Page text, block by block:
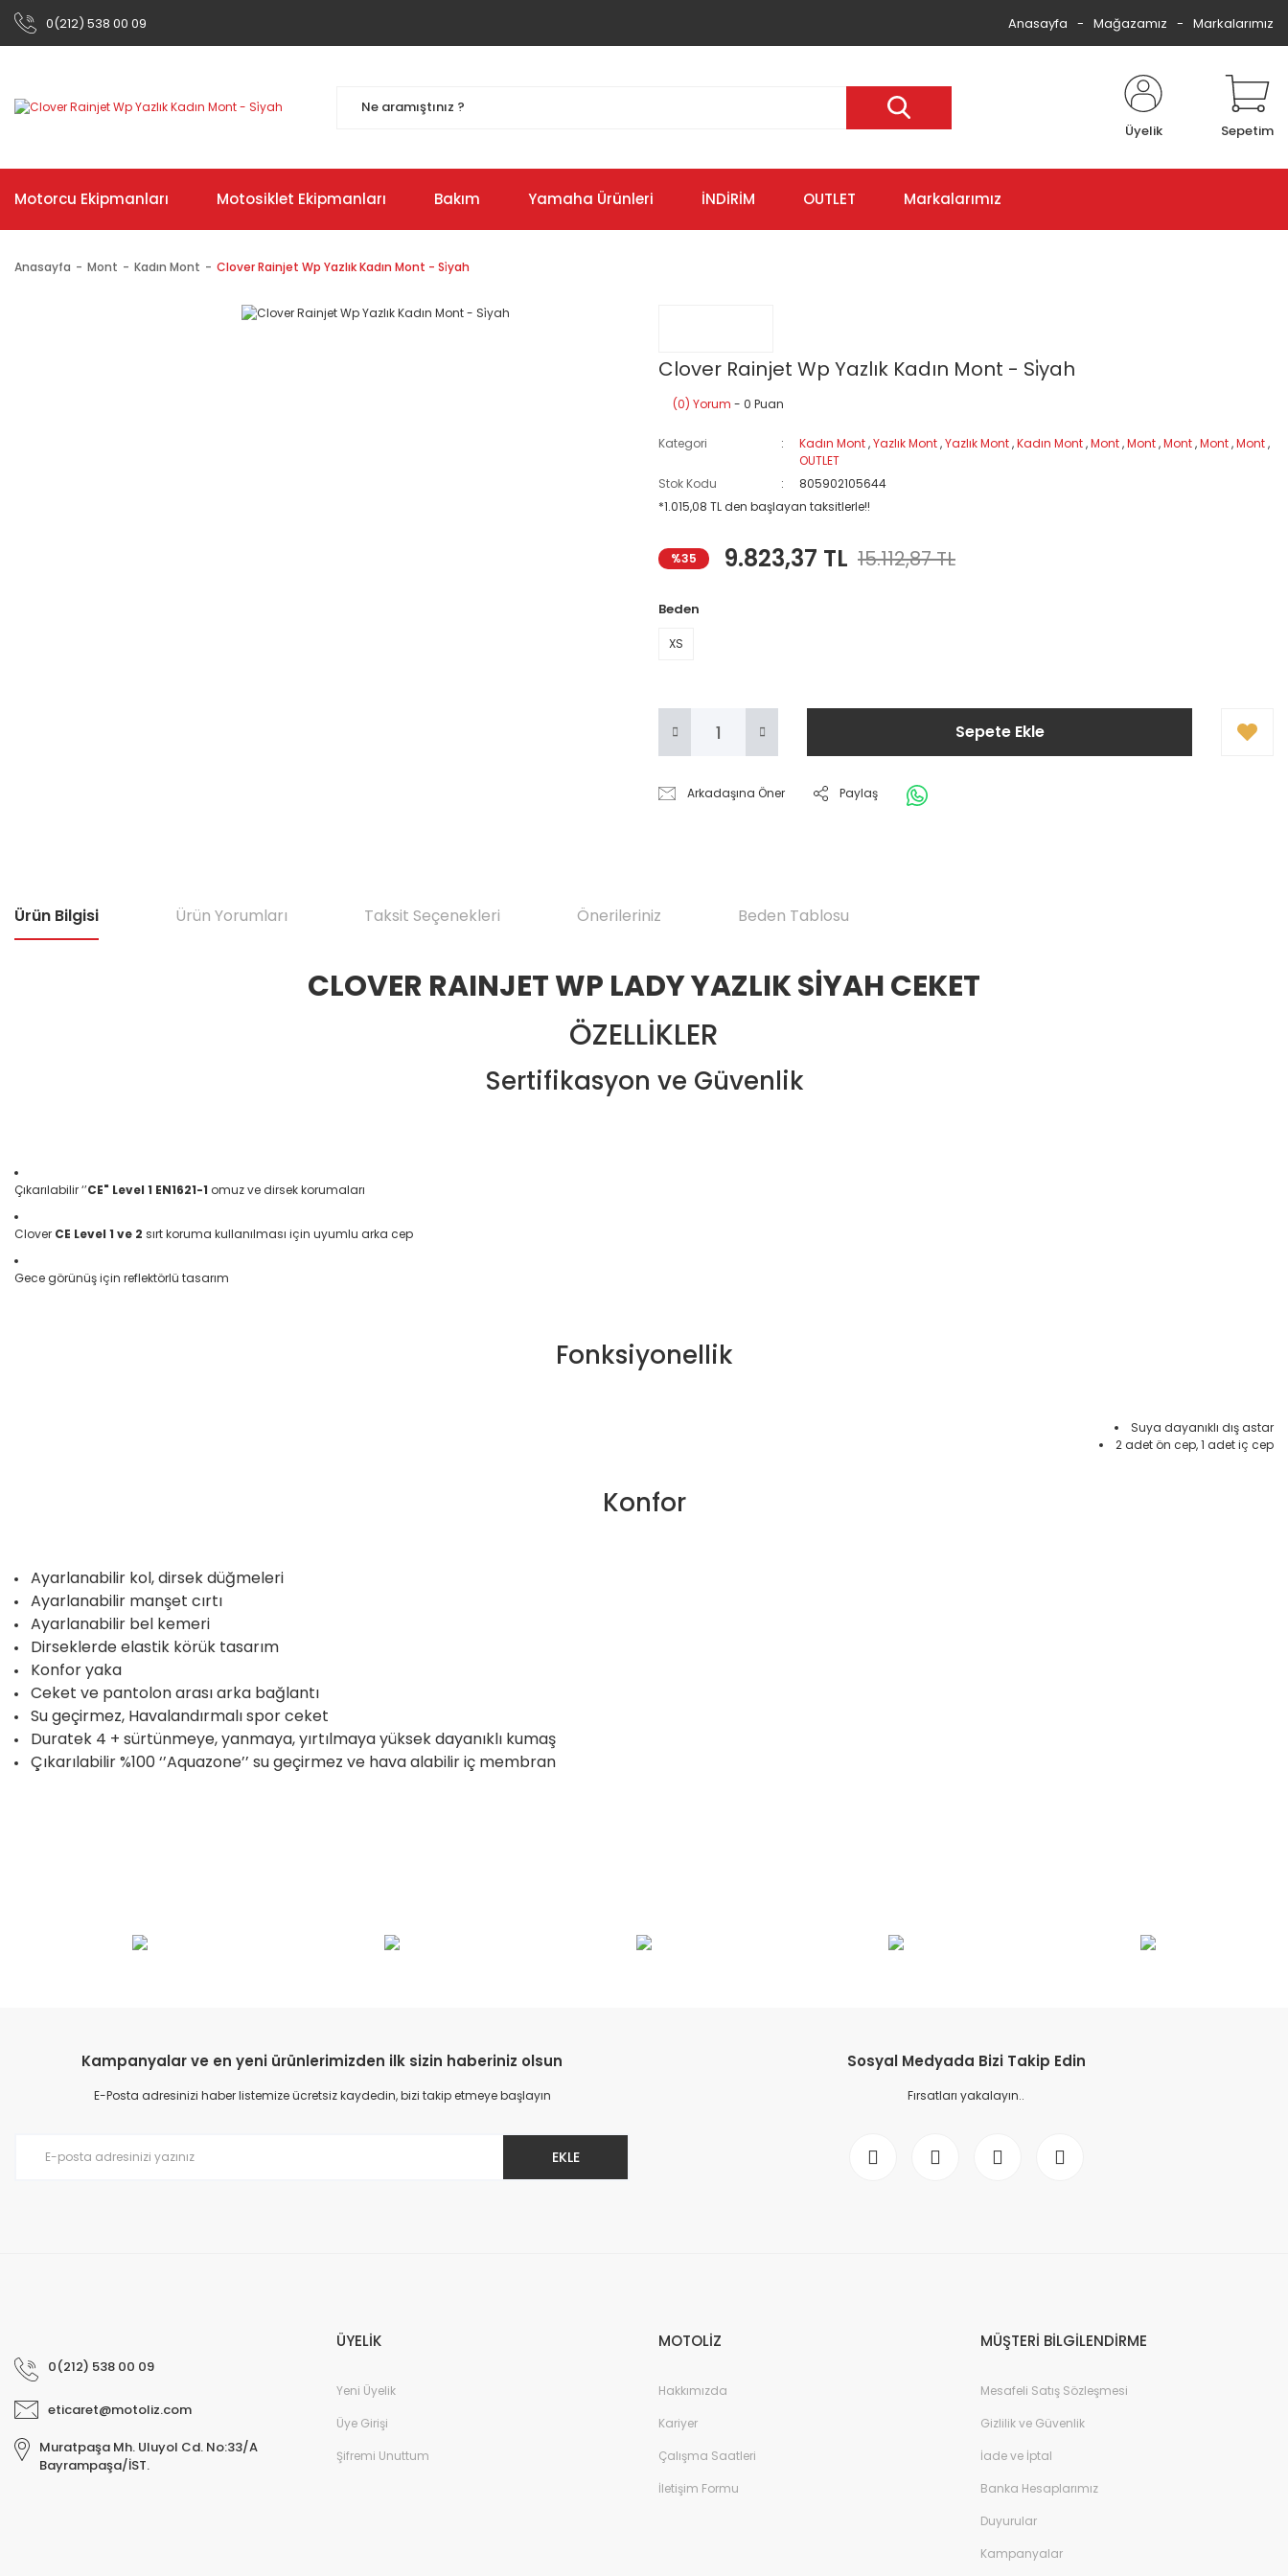
0(212) 538 00 09 Anasayfa Mağazamız Markalarımız
Üyelik Sepetim
Motorcu Ekipmanları Motosiklet Ekipmanları Bakım Yamaha Ürünleri İNDİRİM OUTLET Markalarımız
Anasayfa Mont Kadın Mont Clover Rainjet Wp Yazlık Kadın Mont - Si̇yah
Clover Rainjet Wp Yazlık Kadın Mont - Si̇yah
(0) Yorum - 0 Puan
Kategori Kadın Mont,Yazlık Mont,Yazlık Mont,Kadın Mont,Mont,Mont,Mont,Mont,Mont,
OUTLET
Stok Kodu
805902105644
*1.015,08 TL den başlayan taksitlerle!!
%35 9.823,37 TL 15.112,87 TL
Beden
XS
Sepete Ekle
Arkadaşına Öner Paylaş
Ürün Bilgisi Ürün Yorumları Taksit Seçenekleri Önerileriniz Beden Tablosu
CLOVER RAINJET WP LADY YAZLIK SİYAH CEKET
ÖZELLİKLER
Sertifikasyon ve Güvenlik
Çıkarılabilir ‘’CE" Level 1 EN1621-1 omuz ve dirsek korumaları
Clover CE Level 1 ve 2 sırt koruma kullanılması için uyumlu arka cep
Gece görünüş için reflektörlü tasarım
Fonksiyonellik
Suya dayanıklı dış astar
2 adet ön cep, 1 adet iç cep
Konfor
Ayarlanabilir kol, dirsek düğmeleri
Ayarlanabilir manşet cırtı
Ayarlanabilir bel kemeri
Dirseklerde elastik körük tasarım
Konfor yaka
Ceket ve pantolon arası arka bağlantı
Su geçirmez, Havalandırmalı spor ceket
Duratek 4 + sürtünmeye, yanmaya, yırtılmaya yüksek dayanıklı kumaş
Çıkarılabilir %100 ‘’Aquazone’’ su geçirmez ve hava alabilir iç membran
Bu ürüne ilk yorumu siz yapın!
Görüş ve önerileriniz için teşekkür ederiz.
Ürün fiyatı diğer sitelerden daha pahalı.
Bu ürüne benzer farklı alternatifler olmalı.
Kampanyalar ve en yeni ürünlerimizden ilk sizin haberiniz olsun
E-Posta adresinizi haber listemize ücretsiz kaydedin, bizi takip etmeye başlayın
EKLE
Sosyal Medyada Bizi Takip Edin
Fırsatları yakalayın..
0(212) 538 00 09
eticaret@motoliz.com
Muratpaşa Mh. Uluyol Cd. No:33/A
Bayrampaşa/İST.
ÜYELİK
Yeni Üyelik
Üye Girişi
Şifremi Unuttum
MOTOLİZ
Hakkımızda
Kariyer
Çalışma Saatleri
İletişim Formu
MÜŞTERİ BİLGİLENDİRME
Mesafeli Satış Sözleşmesi
Gizlilik ve Güvenlik
İade ve İptal
Banka Hesaplarımız
Duyurular
Kampanyalar